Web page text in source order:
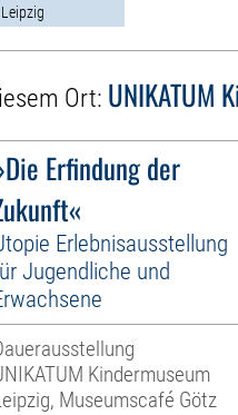
Ort: UNIKATUM
Erfindung der
Erlebnisausstellung
Jugendliche und
Kindermuseum
Museumscafé Götz